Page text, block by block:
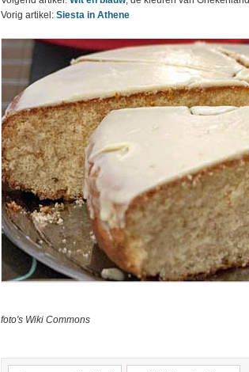
Vorig artikel: Siesta in Athene
foto's Wiki Commons